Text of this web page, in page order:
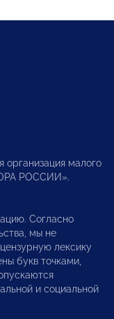
малого
РОССИИ».
Согласно
мы не
лексику
букв точками,
и социальной